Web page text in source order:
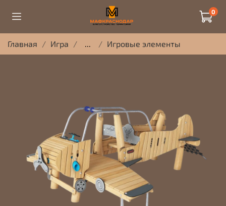
0
Главная Игра ... Игровые элементы